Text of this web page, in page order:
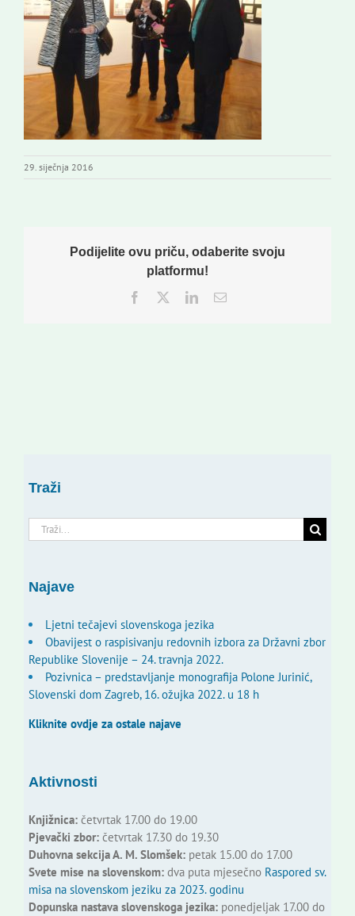
Novi odmev – naše glasilo
Izdavaštvo
Korisne informacije
29. siječnja 2016
Podijelite ovu priču, odaberite svoju
platformu!
Facebook
TwitterLinkedInEmail:
Traži
Traži...
Najave
Ljetni tečajevi slovenskoga jezika
Obavijest o raspisivanju redovnih izbora za Državni zbor
Republike Slovenije – 24. travnja 2022.
Pozivnica – predstavljanje monografija Polone Jurinić,
Slovenski dom Zagreb, 16. ožujka 2022. u 18 h
Kliknite ovdje za ostale najave
Aktivnosti
Knjižnica:četvrtak 17.00 do 19.00
Pjevački zbor:četvrtak 17.30 do 19.30
Duhovna sekcija A. M. Slomšek:petak 15.00 do 17.00
Svete mise na slovenskom:dva puta mjesečno Raspored sv.
misa na slovenskom jeziku za 2023. godinu
Dopunska nastava slovenskoga jezika:ponedjeljak 17.00 do